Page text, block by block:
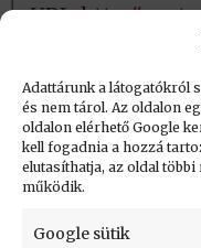
Adattárunk a látogatókról
és nem tárol. Az oldalon
oldalon elérhető Google
kell fogadnia a hozzá
elutasíthatja, az oldal
működik.
Google sütik
URL:http://
Létrehozva:
Utolsó módosítás: